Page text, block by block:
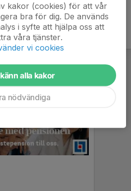
kakor (cookies) för att vår
bra för dig. De används
i syfte att hjälpa oss att
våra tjänster.
vi cookies
alla kakor
nödvändiga